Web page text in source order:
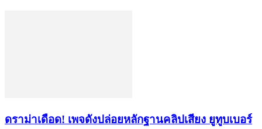
ดราม่าเดือด! เพจดังปล่อยหลักฐานคลิปเสียง ยูทูบเบอร์